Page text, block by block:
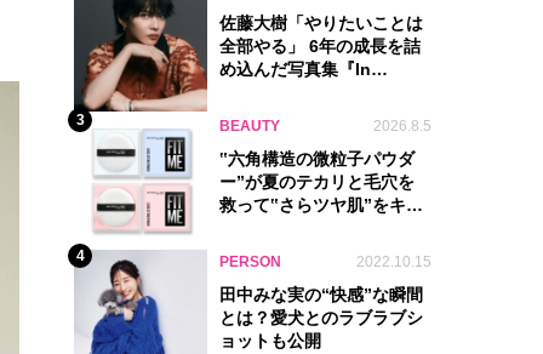
佐藤大樹「やりたいことは
全部やる」 6年の成長を詰
め込んだ写真集『In
3 BEAUTY 2026.8.5
‟六角構造の微粒子パウダ
ー”が夏のテカリと毛穴を
救って‟さらツヤ肌”をキー
4 PERSON 2022.10.15
田中みな実の“快感”な瞬間
とは？愛犬とのラブラブシ
ョットも公開